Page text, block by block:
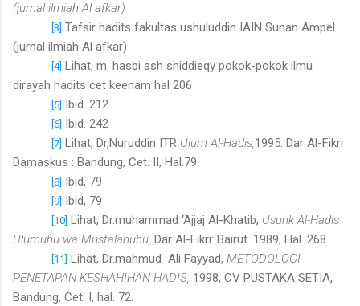
(jurnal ilmiah Al afkar)
[3] Tafsir hadits fakultas ushuluddin IAIN Sunan Ampel
(jurnal ilmiah Al afkar)
[4] Lihat, m. hasbi ash shiddieqy pokok-pokok ilmu
dirayah hadits cet keenam hal 206
[5] Ibid. 212
[6] Ibid. 242
[7] Lihat, Dr,Nuruddin ITR Ulum Al-Hadis,1995. Dar Al-Fikri
Damaskus : Bandung, Cet. II, Hal.79.
[8] Ibid, 79
[9] Ibid, 79
[10] Lihat, Dr.muhammad ‘Ajjaj Al-Khatib, Usuhk Al-Hadis
Ulumuhu wa Mustalahuhu, Dar Al-Fikri: Bairut. 1989, Hal. 268.
[11] Lihat, Dr.mahmud Ali Fayyad, METODOLOGI
PENETAPAN KESHAHIHAN HADIS, 1998, CV PUSTAKA SETIA,
Bandung, Cet. I, hal. 72.